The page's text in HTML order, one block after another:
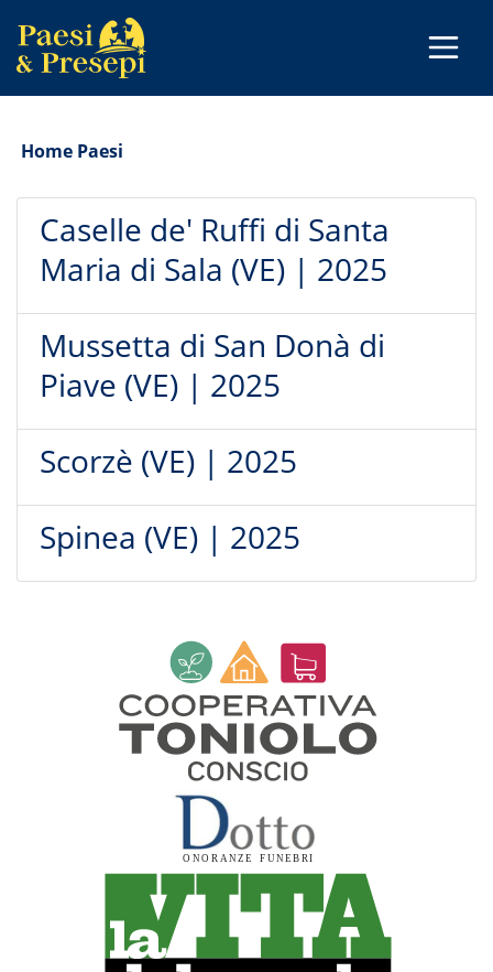
Home Paesi
Caselle de' Ruffi di Santa
Maria di Sala (VE) | 2025
Mussetta di San Donà di
Piave (VE) | 2025
Scorzè (VE) | 2025
Spinea (VE) | 2025